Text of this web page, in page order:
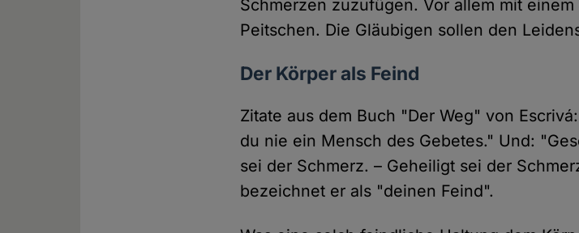
Schmerzen zuzufügen. Vor allem mit
Peitschen. Die Gläubigen sollen den
Der Körper als Feind
Zitate aus dem Buch "Der Weg" von
du nie ein Mensch des Gebetes." Und:
sei der Schmerz. – Geheiligt sei der
bezeichnet er als "deinen Feind".